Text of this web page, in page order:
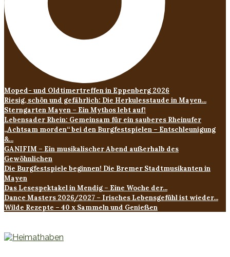
Moped- und Oldtimertreffen in Eppenberg 2026
Riesig, schön und gefährlich: Die Herkulesstaude in Mayen...
Sterngarten Mayen – Ein Mythos lebt auf!
Lebensader Rhein: Gemeinsam für ein sauberes Rheinufer
„Achtsam morden“ bei den Burgfestspielen – Entschleunigung
&...
GANIFIM – Ein musikalischer Abend außerhalb des
Gewöhnlichen
Die Burgfestspiele beginnen! Die Bremer Stadtmusikanten in
Mayen
Das Lesespektakel in Mendig – Eine Woche der...
Dance Masters 2026/2027 – Irisches Lebensgefühl ist wieder...
Wilde Rezepte – 40 x Sammeln und Genießen